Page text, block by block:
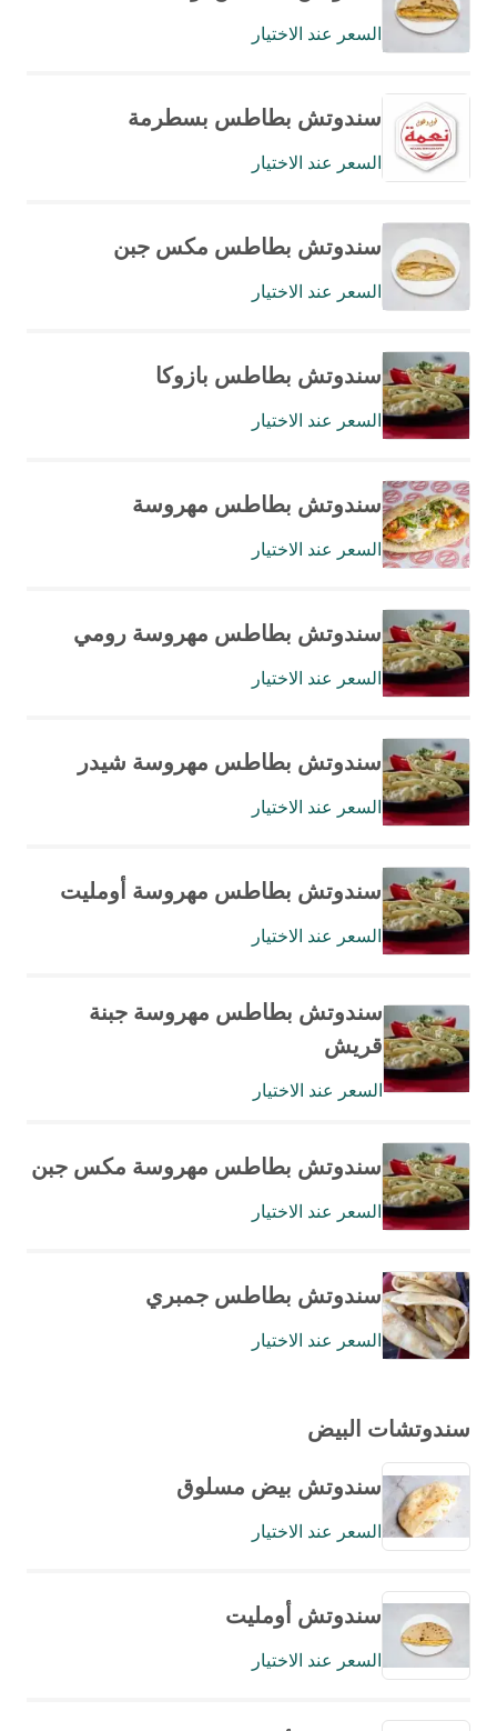
السعر عند الاختيار
سندوتش بطاطس بسطرمة
السعر عند الاختيار
سندوتش بطاطس مكس جبن
السعر عند الاختيار
سندوتش بطاطس بازوكا
السعر عند الاختيار
سندوتش بطاطس مهروسة
السعر عند الاختيار
سندوتش بطاطس مهروسة رومي
السعر عند الاختيار
سندوتش بطاطس مهروسة شيدر
السعر عند الاختيار
سندوتش بطاطس مهروسة أومليت
السعر عند الاختيار
سندوتش بطاطس مهروسة جبنة
قريش
السعر عند الاختيار
سندوتش بطاطس مهروسة مكس جبن
السعر عند الاختيار
سندوتش بطاطس جمبري
السعر عند الاختيار
سندوتشات البيض
سندوتش بيض مسلوق
السعر عند الاختيار
سندوتش أومليت
السعر عند الاختيار